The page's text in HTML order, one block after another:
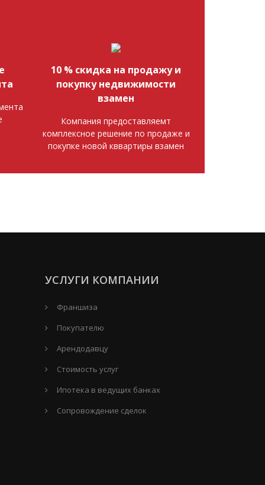
10 % скидка на продажу и
покупку недвижимости
взамен
Компания предоставляемт
комплексное решение по продаже и
покупке новой кввартиры взамен
УСЛУГИ КОМПАНИИ
Франшиза
Покупателю
Арендодавцу
Стоимость услуг
Ипотека в ведущих банках
Сопровождение сделок